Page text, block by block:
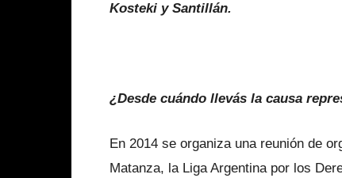
Kosteki y Santillán.
¿Desde cuándo llevás la causa
En 2014 se organiza una reunión de
Matanza, la Liga Argentina por los